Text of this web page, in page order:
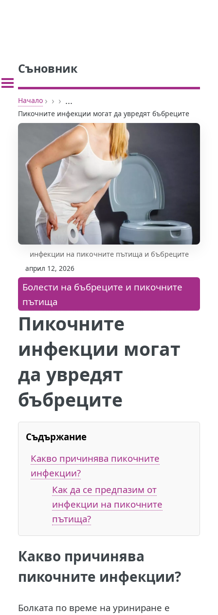
Съновник
Начало › › › ...
Пикочните инфекции могат да увредят бъбреците
инфекции на пикочните пътища и бъбреците
април 12, 2026
Болести на бъбреците и пикочните
пътища
Пикочните
инфекции могат
да увредят
бъбреците
Съдържание
Какво причинява пикочните
инфекции?
Как да се предпазим от
инфекции на пикочните
пътища?
Какво причинява
пикочните инфекции?
Болката по време на уриниране е